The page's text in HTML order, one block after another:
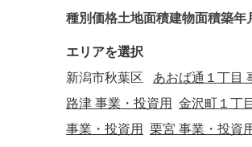
種別価格土地面積建物面積築年
エリアを選択
新潟市秋葉区 あおば通１丁目
路津 事業・投資用
金沢町１丁
事業・投資用
栗宮 事業・投資